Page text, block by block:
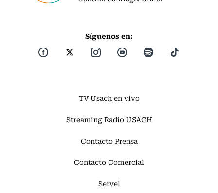
Síguenos en:
TV Usach en vivo
Streaming Radio USACH
Contacto Prensa
Contacto Comercial
Servel